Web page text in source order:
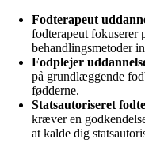
Fodterapeut
fodterapeut fokuserer
behandlingsmetoder
Fodplejer
på grundlæggende
fødderne.
Statsautoriseret
kræver en
at kalde dig